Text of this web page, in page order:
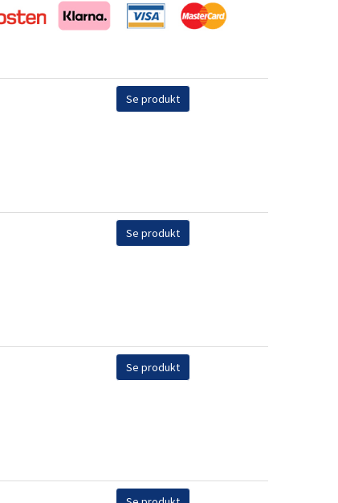
Se produkt
Se produkt
Se produkt